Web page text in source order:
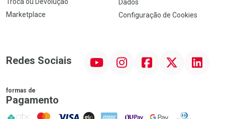
Marketplace
Dados
Configuração de Cookies
Redes Sociais InstagramFacebookTwitter Linkedin
formas de
Pagamento
PIX MasterCard
VISA ELO AMEX NuPay Google PayDiners Club